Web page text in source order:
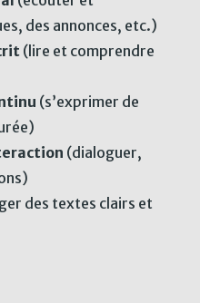
des annonces, etc.)
(lire et comprendre
(s’exprimer de
(dialoguer,
des textes clairs et